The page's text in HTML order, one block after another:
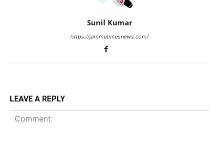
Sunil Kumar
https://jammutimesnews.com/
LEAVE A REPLY